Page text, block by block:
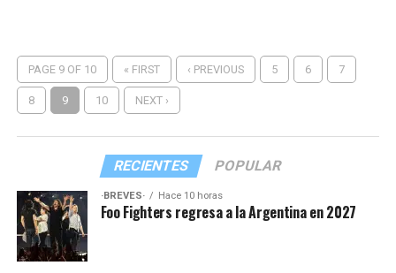
PAGE 9 OF 10 « FIRST ‹ PREVIOUS 5 6 7
8 9 10 NEXT ›
RECIENTES POPULAR
·BREVES· Hace 10 horas
Foo Fighters regresa a la Argentina en 2027